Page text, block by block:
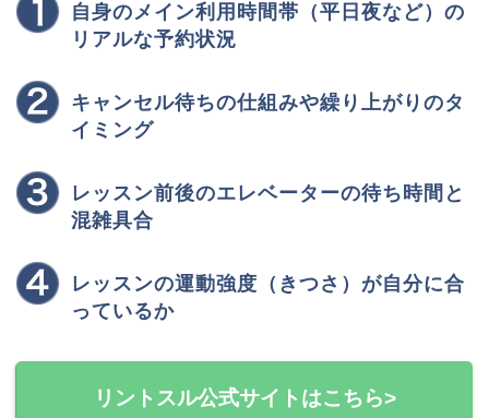
自身のメイン利用時間帯（平日夜など）の
リアルな予約状況
キャンセル待ちの仕組みや繰り上がりのタ
イミング
レッスン前後のエレベーターの待ち時間と
混雑具合
レッスンの運動強度（きつさ）が自分に合
っているか
リントスル公式サイトはこちら>